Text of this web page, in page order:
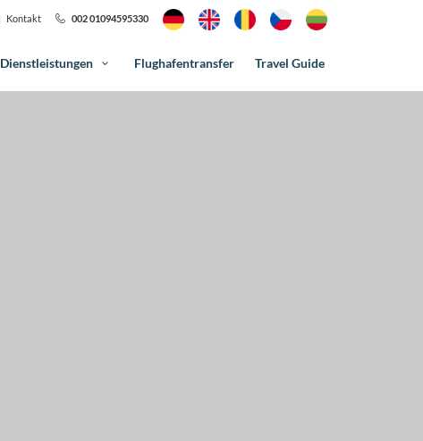
Kontakt 002 01094595330
Dienstleistungen Flughafentransfer Travel Guide